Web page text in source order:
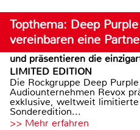
Topthema: Deep
vereinbaren eine
und präsentieren die
LIMITED EDITION
Die Rockgruppe Deep
Audiounternehmen Revox
exklusive, weltweit
Sonderedition...
>> Mehr erfahren